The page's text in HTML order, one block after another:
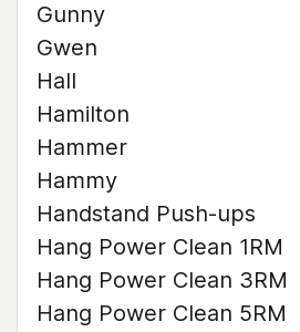
Gunny
Gwen
Hall
Hamilton
Hammer
Hammy
Handstand Push-ups
Hang Power Clean 1RM
Hang Power Clean 3RM
Hang Power Clean 5RM